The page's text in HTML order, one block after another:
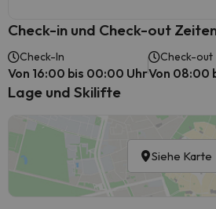
Check-in und Check-out
Check-In
Von 16:00 bis 00:00 Uhr
Check-out
Von 08:00
Lage und Skilifte
Siehe Karte